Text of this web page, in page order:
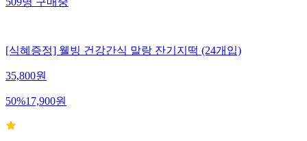
509명구매중
[식혜증정] 웰빙 건강간식 말랑 잔기지떡 (24개입)
35,800원
50%17,900원